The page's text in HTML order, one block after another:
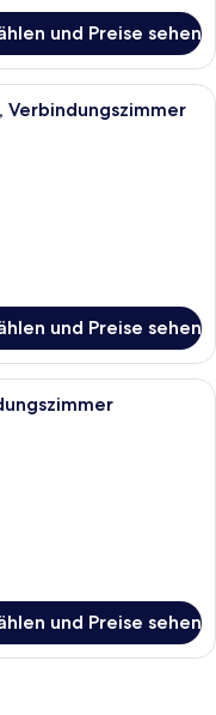
und Preise sehen
mit Sofa, Sessel,
Verbindungszimmer
und Preise sehen
Hotelzimmer mit einer
und Preise sehen